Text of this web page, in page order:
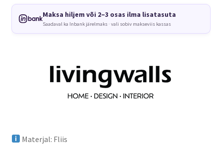
Maksa hiljem või 2–3 osas ilma lisatasuta
Saadaval ka Inbank järelmaks · vali sobiv makseviis kassas
Materjal: Fliis